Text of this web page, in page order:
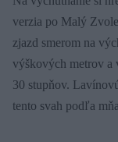
verzia po Malý
zjazd smerom na
výškových metrov a
30 stupňov.
tento svah podľa